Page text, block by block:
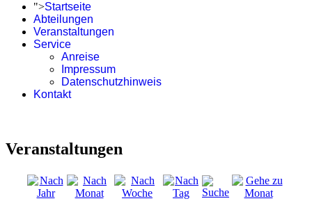
">Startseite
Abteilungen
Veranstaltungen
Service
Anreise
Impressum
Datenschutzhinweis
Kontakt
Veranstaltungen